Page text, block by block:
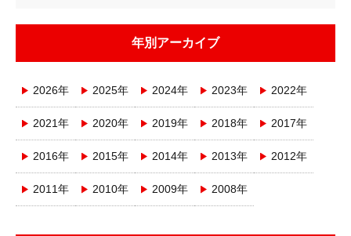
年別アーカイブ
2026年 2025年 2024年 2023年 2022年
2021年 2020年 2019年 2018年 2017年
2016年 2015年 2014年 2013年 2012年
2011年 2010年 2009年 2008年